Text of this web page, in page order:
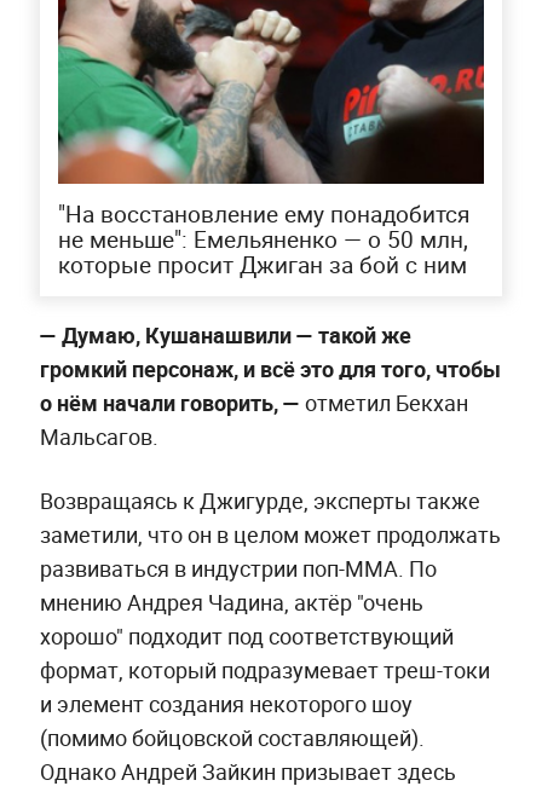
"На восстановление ему понадобится
не меньше": Емельяненко — о 50 млн,
которые просит Джиган за бой с ним
— Думаю, Кушанашвили — такой же
громкий персонаж, и всё это для того, чтобы
о нём начали говорить, — отметил Бекхан
Мальсагов.
Возвращаясь к Джигурде, эксперты также
заметили, что он в целом может продолжать
развиваться в индустрии поп-MMA. По
мнению Андрея Чадина, актёр "очень
хорошо" подходит под соответствующий
формат, который подразумевает треш-токи
и элемент создания некоторого шоу
(помимо бойцовской составляющей).
Однако Андрей Зайкин призывает здесь